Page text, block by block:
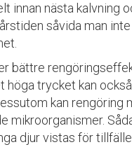
innan nästa kalvning
såvida man
bättre
höga trycket kan
kan
mikroorganismer.
djur vistas för